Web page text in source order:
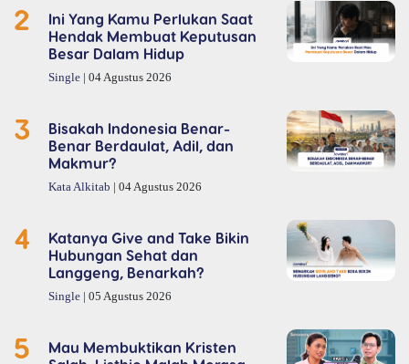
2
Ini Yang Kamu Perlukan Saat
Hendak Membuat Keputusan
Besar Dalam Hidup
Single | 04 Agustus 2026
3
Bisakah Indonesia Benar-
Benar Berdaulat, Adil, dan
Makmur?
Kata Alkitab | 04 Agustus 2026
4
Katanya Give and Take Bikin
Hubungan Sehat dan
Langgeng, Benarkah?
Single | 05 Agustus 2026
5
Mau Membuktikan Kristen